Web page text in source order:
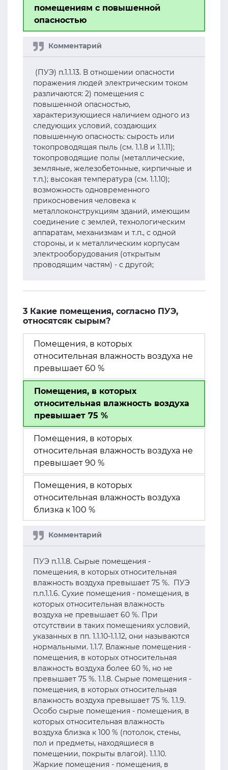
помещениям с повышенной
опасностью
(ПУЭ) п.1.1.13. В отношении опасности
поражения людей электрическим током
различаются: 2) помещения с
повышенной опасностью,
характеризующиеся наличием одного из
следующих условий, создающих
повышенную опасность: сырость или
токопроводящая пыль (см. 1.1.8 и 1.1.11);
токопроводящие полы (металлические,
земляные, железобетонные, кирпичные и
т.п.); высокая температура (см. 1.1.10);
возможность одновременного
прикосновения человека к
металлоконструкциям зданий, имеющим
соединение с землей, технологическим
аппаратам, механизмам и т.п., с одной
стороны, и к металлическим корпусам
электрооборудования (открытым
проводящим частям) - с другой;
3 Какие помещения, согласно ПУЭ,
относятсяк сырым?
Помещения, в которых
относительная влажность воздуха не
превышает 60 %
Помещения, в которых
относительная влажность воздуха
превышает 75 %
Помещения, в которых
относительная влажность воздуха не
превышает 90 %
Помещения, в которых
относительная влажность воздуха
близка к 100 %
ПУЭ п.1.1.8. Сырые помещения -
помещения, в которых относительная
влажность воздуха превышает 75 %. ПУЭ
п.п.1.1.6. Сухие помещения - помещения, в
которых относительная влажность
воздуха не превышает 60 %. При
отсутствии в таких помещениях условий,
указанных в пп. 1.1.10-1.1.12, они называются
нормальными. 1.1.7. Влажные помещения -
помещения, в которых относительная
влажность воздуха более 60 %, но не
превышает 75 %. 1.1.8. Сырые помещения -
помещения, в которых относительная
влажность воздуха превышает 75 %. 1.1.9.
Особо сырые помещения - помещения, в
которых относительная влажность
воздуха близка к 100 % (потолок, стены,
пол и предметы, находящиеся в
помещении, покрыты влагой). 1.1.10.
Жаркие помещения - помещения, в